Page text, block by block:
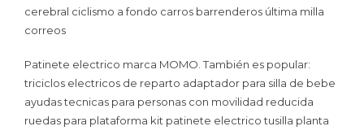
cerebral ciclismo a fondo carros barrenderos última milla
correos
Patinete electrico marca MOMO. También es popular:
triciclos electricos de reparto adaptador para silla de bebe
ayudas tecnicas para personas con movilidad reducida
ruedas para plataforma kit patinete electrico tusilla planta